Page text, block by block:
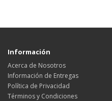
Información
Acerca de Nosotros
Información de Entregas
Política de Privacidad
Términos y Condiciones